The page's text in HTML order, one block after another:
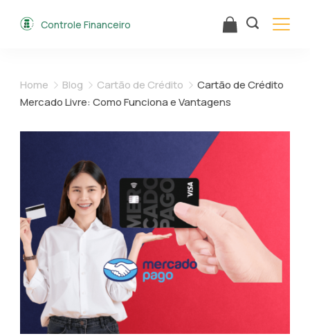
Controle Financeiro
Home Blog Cartão de Crédito
Cartão de Crédito
Mercado Livre: Como Funciona e Vantagens